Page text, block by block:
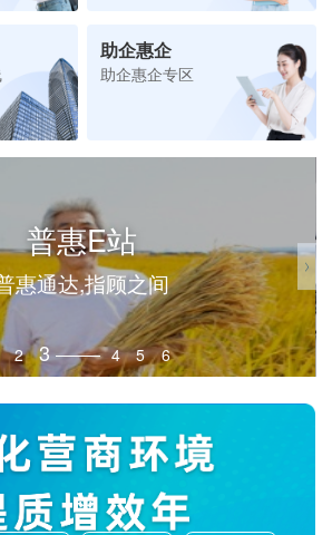
助企惠企
助企惠企专区
普惠E站
惠通达,指顾之间
2 3 4 5 6